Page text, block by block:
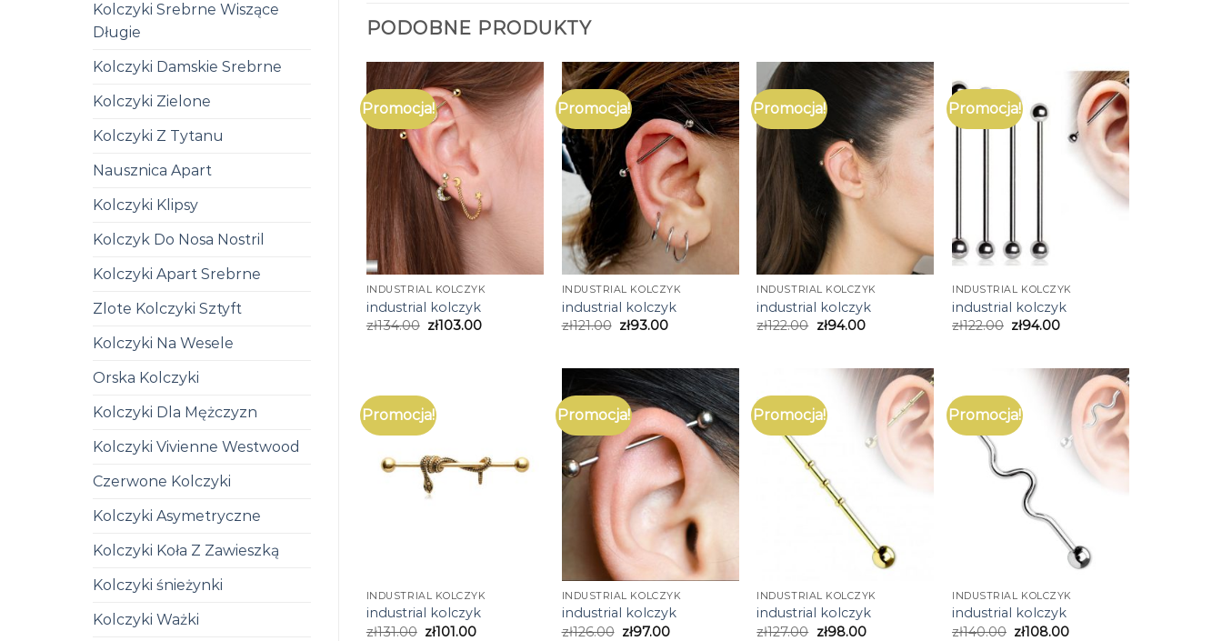
Kolczyki Srebrne Wiszące
Długie
Kolczyki Damskie Srebrne
Kolczyki Zielone
Kolczyki Z Tytanu
Nausznica Apart
Kolczyki Klipsy
Kolczyk Do Nosa Nostril
Kolczyki Apart Srebrne
Zlote Kolczyki Sztyft
Kolczyki Na Wesele
Orska Kolczyki
Kolczyki Dla Mężczyzn
Kolczyki Vivienne Westwood
Czerwone Kolczyki
Kolczyki Asymetryczne
Kolczyki Koła Z Zawieszką
Kolczyki śnieżynki
Kolczyki Ważki
PODOBNE PRODUKTY
Promocja!
INDUSTRIAL KOLCZYK
industrial kolczyk
zł134.00 zł103.00
Promocja!
INDUSTRIAL KOLCZYK
industrial kolczyk
zł121.00 zł93.00
Promocja!
INDUSTRIAL KOLCZYK
industrial kolczyk
zł122.00 zł94.00
Promocja!
INDUSTRIAL KOLCZYK
industrial kolczyk
zł122.00 zł94.00
Promocja!
INDUSTRIAL KOLCZYK
industrial kolczyk
zł131.00 zł101.00
Promocja!
INDUSTRIAL KOLCZYK
industrial kolczyk
zł126.00 zł97.00
Promocja!
INDUSTRIAL KOLCZYK
industrial kolczyk
zł127.00 zł98.00
Promocja!
INDUSTRIAL KOLCZYK
industrial kolczyk
zł140.00 zł108.00